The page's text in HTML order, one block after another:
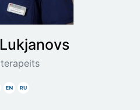
Lukjanovs
AngliskiKrieviski